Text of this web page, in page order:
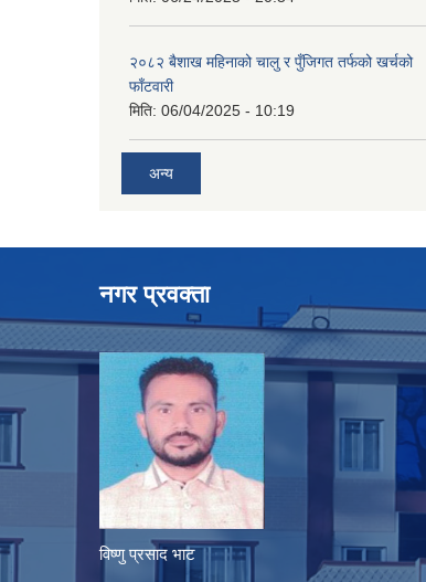
२०८२ बैशाख महिनाको चालु र पुँजिगत तर्फको खर्चको
फाँटवारी
मिति: 06/04/2025 - 10:19
अन्य
नगर प्रवक्ता
विष्णु प्रसाद भाट